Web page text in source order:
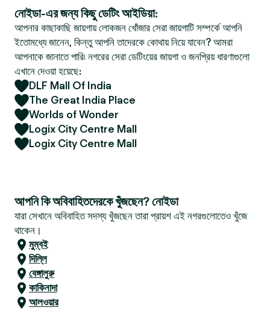
নোইডা-এর জন্য কিছু ডেটিং আইডিয়া:
আপনার কাছাকাছি জায়গায় লোকজন খোঁজার সেরা জায়গাটি সম্পর্কে আপনি
ইতোমধ্যে জানেন, কিন্তু আপনি তাদেরকে কোথায় নিয়ে যাবেন? আমরা
আপনাকে জানাতে পারি৷ নগরের সেরা ডেটিংয়ের জায়গা ও জনপ্রিয় ধারণাগুলো
এখানে দেওয়া হয়েছে:
DLF Mall Of India
The Great India Place
Worlds of Wonder
Logix City Centre Mall
Logix City Centre Mall
আপনি কি অবিবাহিতদেরকে খুঁজছেন? নোইডা
যারা সেখানে অবিবাহিত সদস্য খুঁজছেন তারা প্রায়শ এই নগরগুলোতেও খুঁজে
থাকেন।
মুম্বই
দিল্লি
বেঙ্গালুরু
কাকিনাদা
আলওয়ার